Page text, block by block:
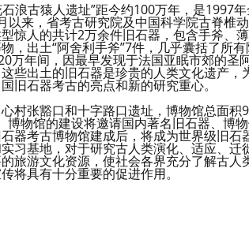
浪古猿人遗址”距今约100万年，是1997
来，省考古研究院及中国科学院古脊椎
惊人的共计2万余件旧石器，包含手斧、
，出土“阿舍利手斧”7件，几乎囊括了所
万年间，因最早发现于法国亚眠市郊的圣
些出土的旧石器是珍贵的人类文化遗产，
旧石器考古的亮点和新的研究重心。
村张豁口和十字路口遗址，博物馆总面积
物馆的建设将邀请国内著名旧石器、博
器考古博物馆建成后，将成为世界级旧石
习基地，对于研究古人类演化、适应、迁
旅游文化资源，使社会各界充分了解古人
将具有十分重要的促进作用。